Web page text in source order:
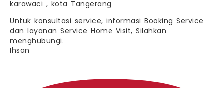
karawaci , kota Tangerang
Untuk konsultasi service, informasi Booking Service
dan layanan Service Home Visit, Silahkan
menghubungi.
Ihsan